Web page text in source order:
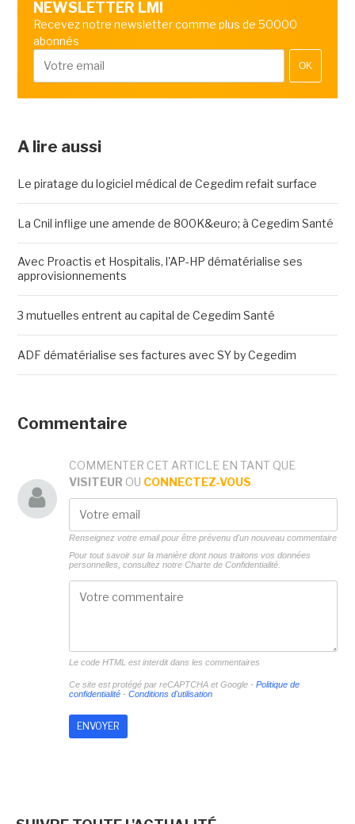
NEWSLETTER LMI
Recevez notre newsletter comme plus de 50000
abonnés
OK
A lire aussi
Le piratage du logiciel médical de Cegedim refait surface
La Cnil inflige une amende de 800K&euro; à Cegedim Santé
Avec Proactis et Hospitalis, l'AP-HP dématérialise ses
approvisionnements
3 mutuelles entrent au capital de Cegedim Santé
ADF dématérialise ses factures avec SY by Cegedim
Commentaire
COMMENTER CET ARTICLE EN TANT QUE
VISITEUR OU CONNECTEZ-VOUS
Renseignez votre email pour être prévenu d'un nouveau commentaire
Pour tout savoir sur la manière dont nous traitons vos données
personnelles, consultez notre Charte de Confidentialité.
Le code HTML est interdit dans les commentaires
Ce site est protégé par reCAPTCHA et Google - Politique de
confidentialité- Conditions d'utilisation